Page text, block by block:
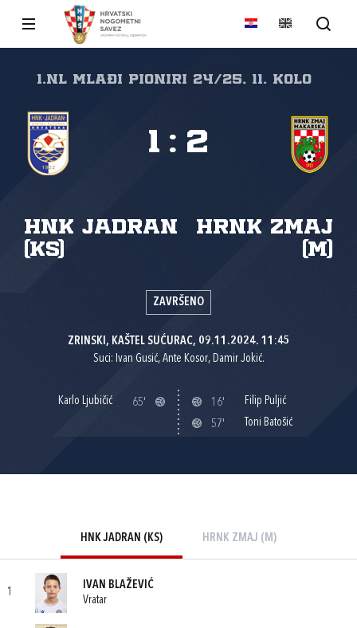
1.nl Mlađi pioniri 24/25, 11. kolo
HNK Jadran
(KS)
HRNK Zmaj
(M)
1 : 2
ZAVRŠENO
ZRINSKI, KAŠTEL SUĆURAC, 09.11.2024. 11:45
Suci: Ivan Gusić, Ante Kosor, Damir Jokić.
Karlo Ljubičić 65' 16'
Filip Puljić
57'
Toni Batošić
HNK JADRAN (KS) HRNK ZMAJ (M)
1
IVAN BLAŽEVIĆ
Vratar